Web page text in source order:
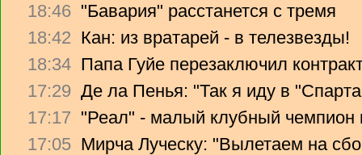
18:46 "Бавария" расстанется с тремя
18:42 Кан: из вратарей - в телезвезды!
18:34 Папа Гуйе перезаключил
17:29 Де ла Пенья: "Так я иду в
17:17 "Реал" - малый клубный чемпион
17:05 Мирча Луческу: "Вылетаем на